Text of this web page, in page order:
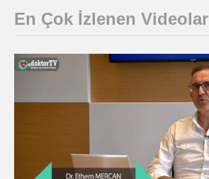
En Çok İzlenen Videolar